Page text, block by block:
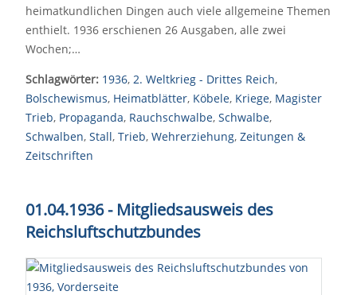
heimatkundlichen Dingen auch viele allgemeine Themen
enthielt. 1936 erschienen 26 Ausgaben, alle zwei
Wochen;…
Schlagwörter: 1936, 2. Weltkrieg - Drittes Reich,
Bolschewismus, Heimatblätter, Köbele, Kriege, Magister
Trieb, Propaganda, Rauchschwalbe, Schwalbe,
Schwalben, Stall, Trieb, Wehrerziehung, Zeitungen &
Zeitschriften
01.04.1936 - Mitgliedsausweis des
Reichsluftschutzbundes